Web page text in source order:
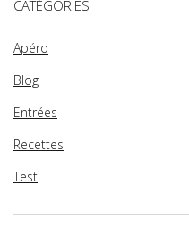
CATÉGORIES
Apéro
Blog
Entrées
Recettes
Test